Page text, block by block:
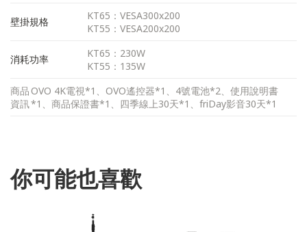
壁掛規格
KT65：VESA300x200
KT55：VESA200x200
消耗功率
KT65：230W
KT55：135W
商品
資訊
OVO 4K電視*1、OVO遙控器*1、4號電池*2、使用說明書
*1、商品保證書*1、四季線上30天*1、friDay影音30天*1
你可能也喜歡